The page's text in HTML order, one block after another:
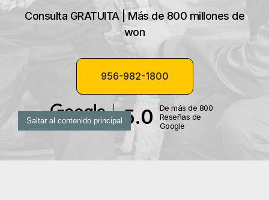
5.0
De más de 800
Reseñas de
Google
Consulta GRATUITA | Más de 800 millones de
won
956-982-1800
Saltar al contenido principal